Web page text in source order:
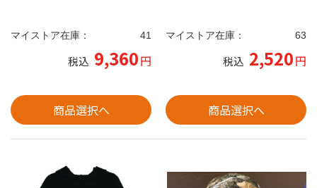
マイストア在庫： 41
税込 9,360円
商品選択へ
マイストア在庫： 63
税込 2,520円
商品選択へ